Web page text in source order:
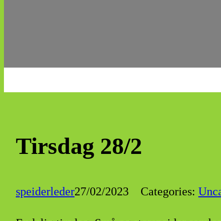
Tirsdag 28/2
speiderleder27/02/2023 Categories: